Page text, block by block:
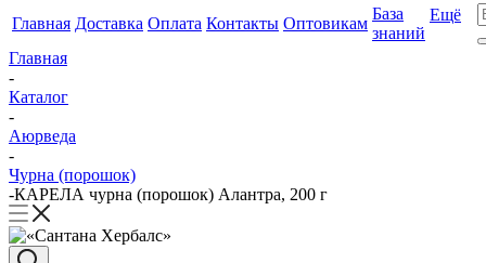
Главная Доставка Оплата Контакты Оптовикам
База
знаний
Ещё
Главная
-
Каталог
-
Аюрведа
-
Чурна (порошок)
-КАРЕЛА чурна (порошок) Алантра, 200 г